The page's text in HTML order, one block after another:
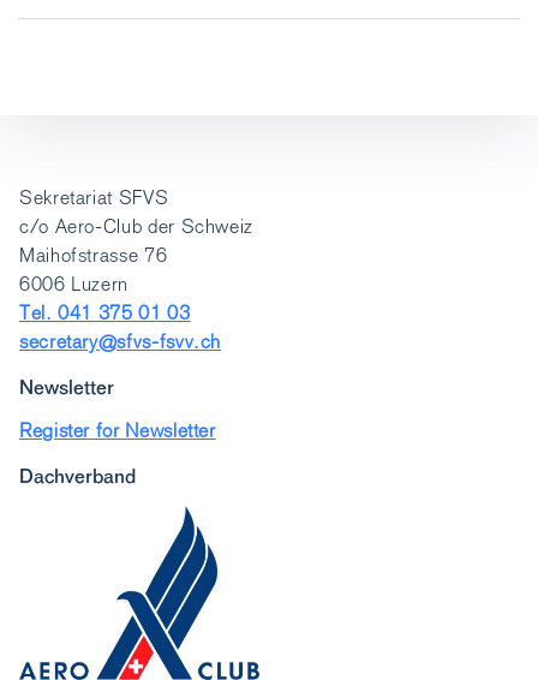
Sekretariat SFVS
c/o Aero-Club der Schweiz
Maihofstrasse 76
6006 Luzern
Tel. 041 375 01 03
secretary@sfvs-fsvv.ch
Newsletter
Register for Newsletter
Dachverband